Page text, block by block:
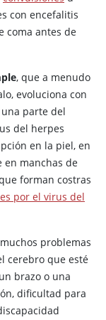
con encefalitis
coma antes de
, que a menudo
evoluciona con
parte del
del herpes
en la piel, en
en manchas de
forman costras
por el virus del
problemas
cerebro que esté
brazo o una
dificultad para